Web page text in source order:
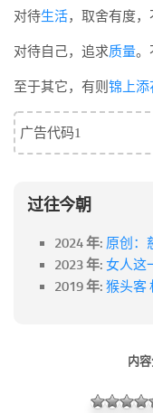
对待生活，取舍有度，
对待自己，追求质量。
至于其它，有则 锦上添
广告代码1
过往今朝
2024 年: 原创：
2023 年: 女人这
2019 年: 猴头客
内容